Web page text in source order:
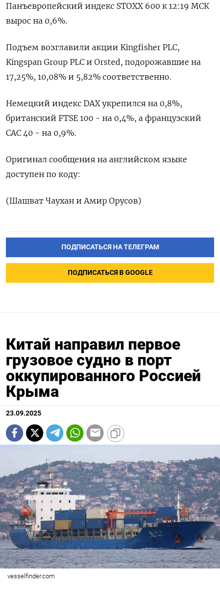
Панъевропейский индекс STOXX 600 к 12:19 МСК
вырос на 0,6%.
Подъем возглавили акции Kingfisher PLC,
Kingspan Group PLC и Orsted, подорожавшие на
17,25%, 10,08% и 5,82% соответственно.
Немецкий индекс DAX укрепился на 0,8%,
британский FTSE 100 - на 0,4%, а французский
CAC 40 - на 0,9%.
Оригинал сообщения на английском языке
доступен по коду:
(Шашват Чаухан и Амир Орусов)
ПОДПИСАТЬСЯ НА ТЕЛЕГРАМ
ПОДПИСАТЬСЯ В GOOGLE
Китай направил первое
грузовое судно в порт
оккупированного Россией
Крыма
23.09.2025
vesselfinder.com